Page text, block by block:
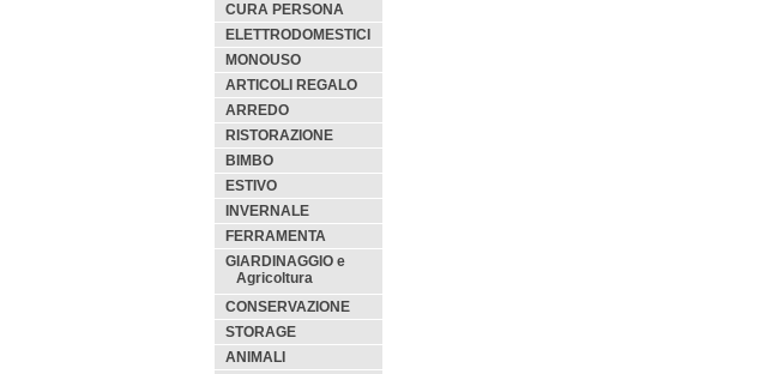
CURA PERSONA
ELETTRODOMESTICI
MONOUSO
ARTICOLI REGALO
ARREDO
RISTORAZIONE
BIMBO
ESTIVO
INVERNALE
FERRAMENTA
GIARDINAGGIO e
Agricoltura
CONSERVAZIONE
STORAGE
ANIMALI